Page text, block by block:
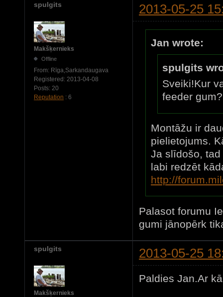
spulgits 2013-05-25
Makšķernieks
Offline
From: Rīga,Sarkandaugava
Registered: 2013-04-08
Posts: 20
Reputation : 6
Jan wrote:
spulgits
Sveiki!Kur
feeder gum?
Montāžu ir
pielietojums.
Ja slīdošo,
labi redzēt
http://
Palasot forumu
gumi jānopērk
spulgits 2013-05-25
Makšķernieks
Paldies Jan.Ar